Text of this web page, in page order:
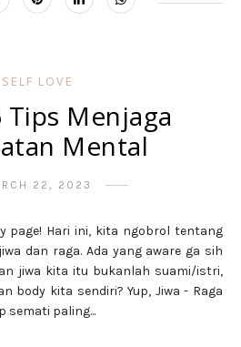
SELF LOVE
Tips Menjaga
Mental
22, 2023
page! Hari ini, kita ngobrol tentang
dan raga. Ada yang aware ga sih
jiwa kita itu bukanlah suami/istri,
body kita sendiri? Yup, Jiwa - Raga
semati paling...